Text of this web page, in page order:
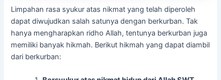
Limpahan rasa syukur atas nikmat yang telah diperoleh
dapat diwujudkan salah satunya dengan berkurban. Tak
hanya mengharapkan ridho Allah, tentunya berkurban juga
memiliki banyak hikmah. Berikut hikmah yang dapat diambil
dari berkurban: